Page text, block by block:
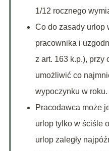
1/12 rocznego
Co do zasady urlop
pracownika i
z art. 163 k.p.), przy
umożliwić co
wypoczynku w roku.
Pracodawca może
urlop tylko w ściśle
urlop zaległy